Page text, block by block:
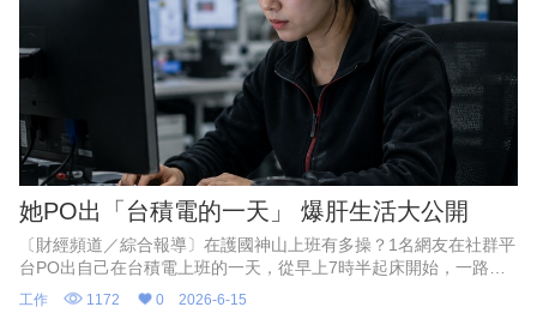
她PO出「台積電的一天」 爆肝生活大公開
〔財經頻道／綜合報導〕在護國神山上班有多操？1名網友在社群平
台PO出自己在台積電上班的一天，從早上7時半起床開始，一路忙
到晚上9點半才下班，整天被會議、電話與工作排滿，直到半夜才上
床睡覺。長達17個小
工作 1172 0 2026-6-15